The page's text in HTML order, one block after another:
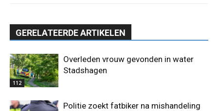
GERELATEERDE ARTIKELEN
112
Overleden vrouw gevonden in water
Stadshagen
Politie zoekt fatbiker na mishandeling